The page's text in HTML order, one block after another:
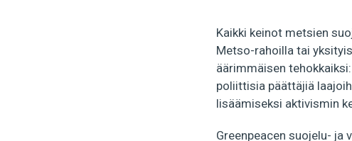
Kaikki keinot metsien
Metso-rahoilla tai
äärimmäisen
poliittisia päättäjiä
lisäämiseksi aktivismin
Greenpeacen suojelu-